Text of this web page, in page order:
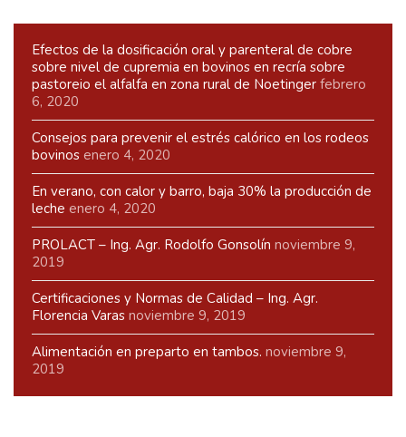
Efectos de la dosificación oral y parenteral de cobre
sobre nivel de cupremia en bovinos en recría sobre
pastoreio el alfalfa en zona rural de Noetinger febrero
6, 2020
Consejos para prevenir el estrés calórico en los rodeos
bovinos enero 4, 2020
En verano, con calor y barro, baja 30% la producción de
leche enero 4, 2020
PROLACT – Ing. Agr. Rodolfo Gonsolín noviembre 9,
2019
Certificaciones y Normas de Calidad – Ing. Agr.
Florencia Varas noviembre 9, 2019
Alimentación en preparto en tambos. noviembre 9,
2019